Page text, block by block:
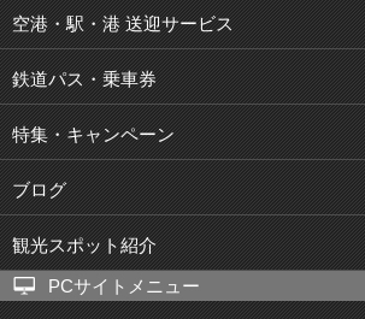
空港・駅・港 送迎サービス
鉄道パス・乗車券
特集・キャンペーン
ブログ
観光スポット紹介
PCサイトメニュー